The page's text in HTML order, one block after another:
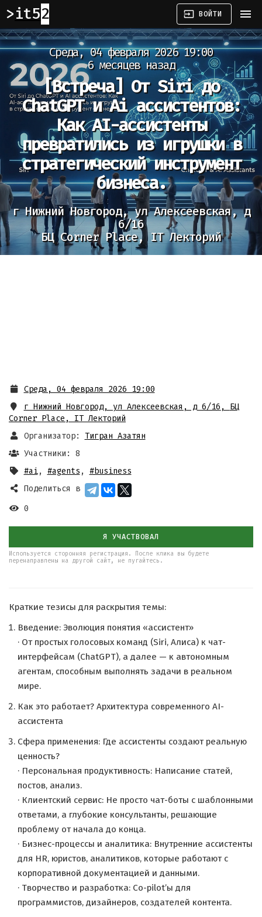
it52 input ВОЙТИ menu
Среда, 04 февраля 2026 19:00
6 месяцев назад
[Встреча] От Siri до
ChatGPT и Ai ассистентов:
Как AI-ассистенты
превратились из игрушки в
стратегический инструмент
бизнеса.
г Нижний Новгород, ул Алексеевская, д
6/16
БЦ Corner Place, IT Лекторий
Среда, 04 февраля 2026 19:00
г Нижний Новгород, ул Алексеевская, д 6/16 , БЦ
Corner Place, IT Лекторий
Организатор:
Тигран Азатян
Участники: 8
#ai, #agents , #business
Поделиться в
0
Я УЧАСТВОВАЛ
Используется сторонняя регистрация. После клика вы будете
перенаправлены на другой сайт, не пугайтесь.
Краткие тезисы для раскрытия темы:
Введение: Эволюция понятия «ассистент»
· От простых голосовых команд (Siri, Алиса) к чат-
интерфейсам (ChatGPT), а далее — к автономным
агентам, способным выполнять задачи в реальном
мире.
Как это работает? Архитектура современного AI-
ассистента
Сфера применения: Где ассистенты создают реальную
ценность?
· Персональная продуктивность: Написание статей,
постов, анализ.
· Клиентский сервис: Не просто чат-боты с шаблонными
ответами, а глубокие консультанты, решающие
проблему от начала до конца.
· Бизнес-процессы и аналитика: Внутренние ассистенты
для HR, юристов, аналитиков, которые работают с
корпоративной документацией и данными.
· Творчество и разработка: Co-pilot’ы для
программистов, дизайнеров, создателей контента.